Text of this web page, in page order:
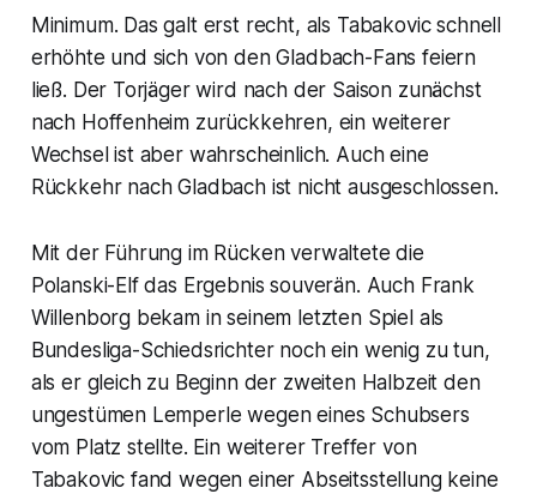
Minimum. Das galt erst recht, als Tabakovic schnell
erhöhte und sich von den Gladbach-Fans feiern
ließ. Der Torjäger wird nach der Saison zunächst
nach Hoffenheim zurückkehren, ein weiterer
Wechsel ist aber wahrscheinlich. Auch eine
Rückkehr nach Gladbach ist nicht ausgeschlossen.
Mit der Führung im Rücken verwaltete die
Polanski-Elf das Ergebnis souverän. Auch Frank
Willenborg bekam in seinem letzten Spiel als
Bundesliga-Schiedsrichter noch ein wenig zu tun,
als er gleich zu Beginn der zweiten Halbzeit den
ungestümen Lemperle wegen eines Schubsers
vom Platz stellte. Ein weiterer Treffer von
Tabakovic fand wegen einer Abseitsstellung keine